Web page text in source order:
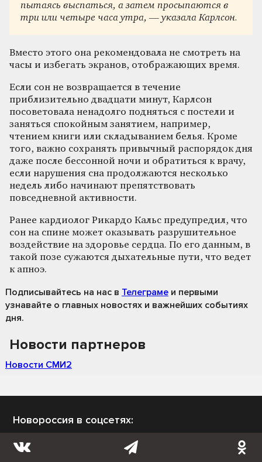
пытаясь выспаться, а затем просыпаются в
три или четыре часа утра, — указала Карлсон.
Вместо этого она рекомендовала не смотреть на
часы и избегать экранов, отображающих время.
Если сон не возвращается в течение
приблизительно двадцати минут, Карлсон
посоветовала ненадолго подняться с постели и
заняться спокойным занятием, например,
чтением книги или складыванием белья. Кроме
того, важно сохранять привычный распорядок дня
даже после бессонной ночи и обратиться к врачу,
если нарушения сна продолжаются несколько
недель либо начинают препятствовать
повседневной активности.
Ранее кардиолог Рикардо Кальс предупредил, что
сон на спине может оказывать разрушительное
воздействие на здоровье сердца. По его данным, в
такой позе сужаются дыхательные пути, что ведет
к апноэ.
Подписывайтесь на нас в Телеграме и первыми
узнавайте о главных новостях и важнейших событиях
дня.
Новости партнеров
Новости СМИ2
Новороссия в соцсетях: